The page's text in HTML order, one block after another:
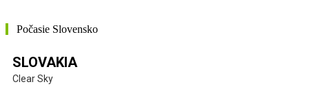
Počasie Slovensko
SLOVAKIA
Clear Sky